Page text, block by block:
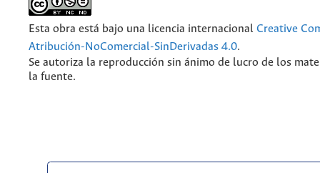
Esta obra está bajo una licencia internacional Creative
Atribución-NoComercial-SinDerivadas 4.0.
Se autoriza la reproducción sin ánimo de lucro de los
la fuente.